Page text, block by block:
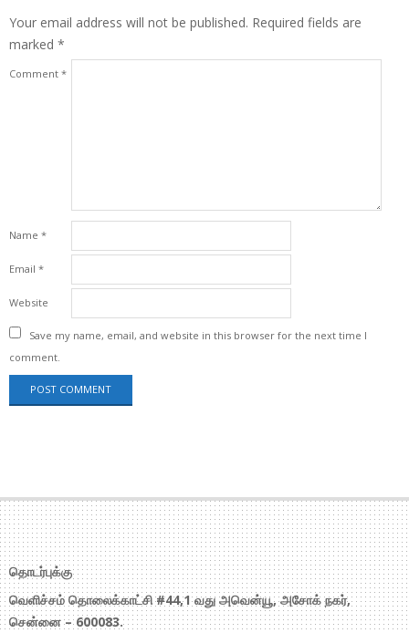
Your email address will not be published. Required fields are
marked *
Comment *
Name *
Email *
Website
Save my name, email, and website in this browser for the next time I
comment.
தொடர்புக்கு
வெளிச்சம் தொலைக்காட்சி #44,1 வது அவென்யூ, அசோக் நகர்,
சென்னை – 600083.